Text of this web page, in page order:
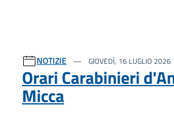
NOTIZIE GIOVEDÌ, 16 LUGLIO 2026
Orari Carabinieri
Micca